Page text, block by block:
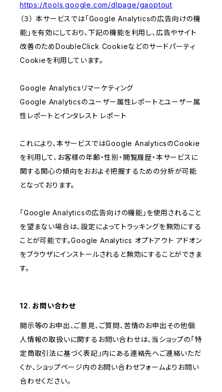
https://tools.google.com/dlpage/gaoptout
（３） 本サービスでは「Google Analyticsの広告向けの機
能」を有効にしており、下記の機能を利用し、広告やサイト
改善のためDoubleClick Cookieなどのサードパーティ
Cookieを利用しています。
Google Analyticsリマーケティング
Google Analyticsのユーザー属性レポートとユーザー属
性レポートとインタレスト レポート
これにより、本サービスではGoogle AnalyticsのCookie
を利用して、お客様の年齢・性別・閲覧履歴・本サービスに
関する関心の傾向をおおよそ把握するための分析が可能
となっております。
「Google Analyticsの広告向けの機能」を使用されること
を望まない場合は、設定によってトラッキングを無効にする
ことが可能です。Google Analytics オプトアウト アドオン
をブラウザにインストールされると無効にすることができま
す。
12. お問い合わせ
開示等のお申出、ご意見、ご質問、苦情のお申出その他個
人情報の取扱いに関するお問い合わせは、当ショップの「特
定商取引法に基づく表記」内にある連絡先へご連絡いただ
くか、ショップページ内のお問い合わせフォームよりお問い
合わせください。